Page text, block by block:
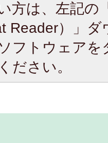
方は、左記の
Reader）」
フトウェア
ださい。